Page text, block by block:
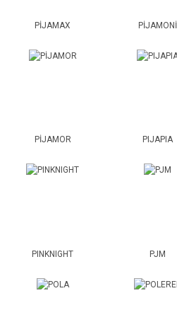
PİJAMAX PİJAMONİ
PİJAMOR PIJAPIA
PINKNIGHT PJM